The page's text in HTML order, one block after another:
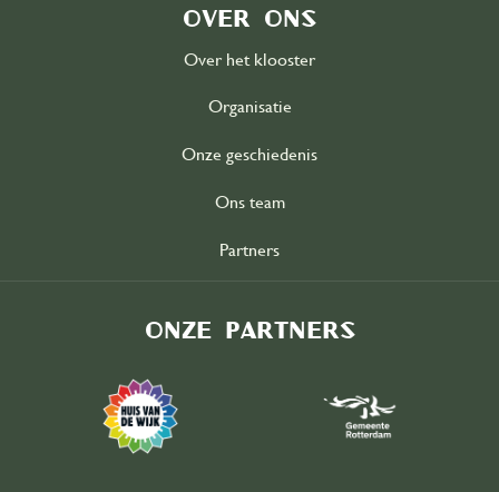
Over ons
Over het klooster
Organisatie
Onze geschiedenis
Ons team
Partners
Onze partners